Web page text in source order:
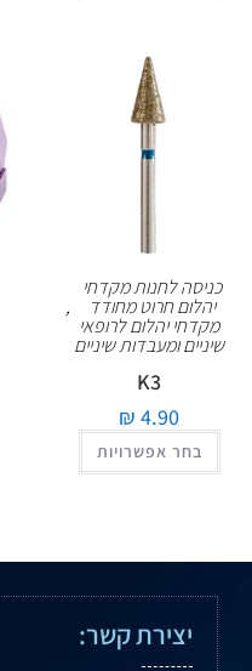
כניסה לחנות מקדחי
יהלום חרוט מחודד ,
מקדחי יהלום לרופאי
שיניים ומעבדות שיניים
K3
₪ 4.90
בחר אפשרויות
יצירת קשר: